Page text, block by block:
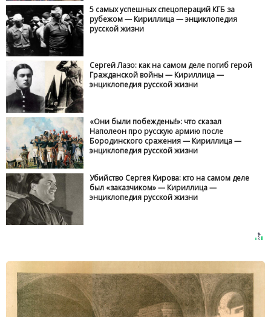
5 самых успешных спецопераций КГБ за
рубежом — Кириллица — энциклопедия
русской жизни
Сергей Лазо: как на самом деле погиб герой
Гражданской войны — Кириллица —
энциклопедия русской жизни
«Они были побеждены!»: что сказал
Наполеон про русскую армию после
Бородинского сражения — Кириллица —
энциклопедия русской жизни
Убийство Сергея Кирова: кто на самом деле
был «заказчиком» — Кириллица —
энциклопедия русской жизни